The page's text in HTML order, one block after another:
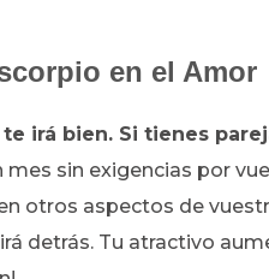
en el Amor
irá bien. Si tienes
mes sin exigencias por
otros aspectos de
detrás. Tu atractivo